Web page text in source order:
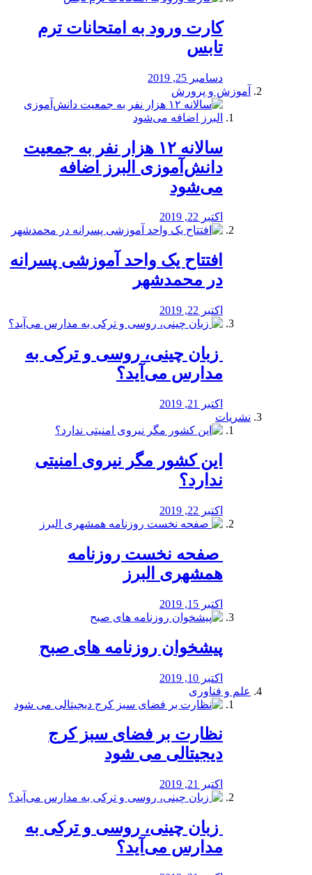
کارت ورود به امتحانات ترم
تابس
دسامبر 25, 2019
آموزش و پرورش
️سالانه ۱۲ هزار نفر به جمعیت
دانش‌آموزی البرز اضافه
می‌شود
اکتبر 22, 2019
افتتاح یک واحد آموزشی پسرانه
در محمدشهر
اکتبر 22, 2019
️ زبان چینی، روسی و ترکی به
مدارس می‌آید؟
اکتبر 21, 2019
نشریات
این کشور مگر نیروی امنیتی
ندارد؟
اکتبر 22, 2019
️ صفحه نخست روزنامه‌
همشهری البرز
اکتبر 15, 2019
پیشخوان روزنامه های صبح
اکتبر 10, 2019
علم و فناوری
نظارت بر فضای سبز کرج
دیجیتالی می شود
اکتبر 21, 2019
️ زبان چینی، روسی و ترکی به
مدارس می‌آید؟